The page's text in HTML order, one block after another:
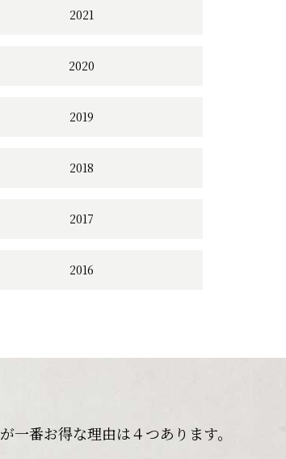
2021
2020
2019
2018
2017
2016
一番お得な理由は４つあります。